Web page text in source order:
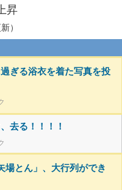
昇
）
ぎる浴衣を着た写真を投
去る！！！！
場とん」、大行列ができ